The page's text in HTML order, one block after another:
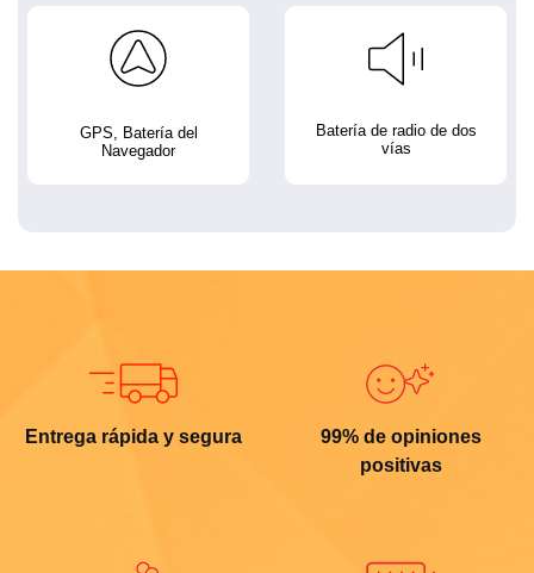
GPS, Batería del
Navegador
Batería de radio de dos
vías
Entrega rápida y segura
99% de opiniones
positivas